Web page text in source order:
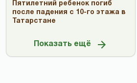
Пятилетний ребенок погиб
после падения с 10-го этажа в
Татарстане
Показать ещё